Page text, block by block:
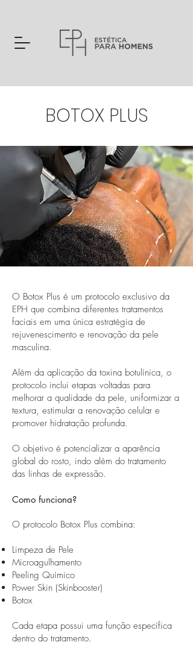
BOTOX PLUS
O Botox Plus é um protocolo exclusivo da
EPH que combina diferentes tratamentos
faciais em uma única estratégia de
rejuvenescimento e renovação da pele
masculina.
Além da aplicação da toxina botulínica, o
protocolo inclui etapas voltadas para
melhorar a qualidade da pele, uniformizar a
textura, estimular a renovação celular e
promover hidratação profunda.
O objetivo é potencializar a aparência
global do rosto, indo além do tratamento
das linhas de expressão.
Como funciona?
O protocolo Botox Plus combina:
Limpeza de Pele
Microagulhamento
Peeling Químico
Power Skin (Skinbooster)
Botox
Cada etapa possui uma função específica
dentro do tratamento.